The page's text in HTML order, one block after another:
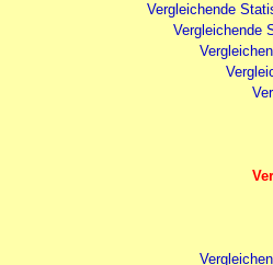
Vergleichende
Vergleichende